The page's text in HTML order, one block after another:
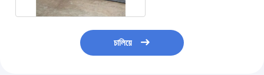
চালিয়ে